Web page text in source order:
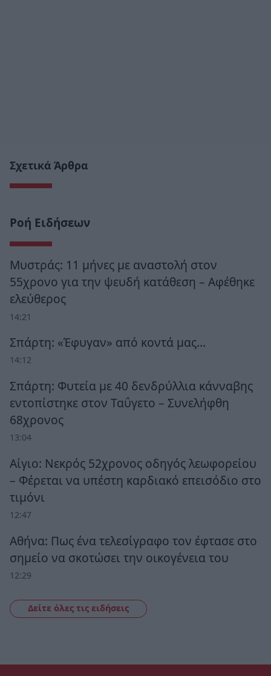
Σχετικά Άρθρα
Ροή Ειδήσεων
Μυστράς: 11 μήνες με αναστολή στον
55χρονο για την ψευδή κατάθεση – Αφέθηκε
ελεύθερος
14:21
Σπάρτη: «Έφυγαν» από κοντά μας…
14:12
Σπάρτη: Φυτεία με 40 δενδρύλλια κάνναβης
εντοπίστηκε στον Ταΰγετο – Συνελήφθη
68χρονος
13:04
Αίγιο: Νεκρός 52χρονος οδηγός λεωφορείου
– Φέρεται να υπέστη καρδιακό επεισόδιο στο
τιμόνι
12:47
Αθήνα: Πως ένα τελεσίγραφο τον έφτασε στο
σημείο να σκοτώσει την οικογένεια του
12:29
Δείτε όλες τις ειδήσεις